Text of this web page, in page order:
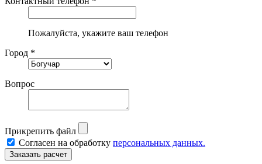
Пожалуйста, укажите ваш телефон
Город *
Вопрос
Прикрепить файл
Согласен на обработку персональных данных.